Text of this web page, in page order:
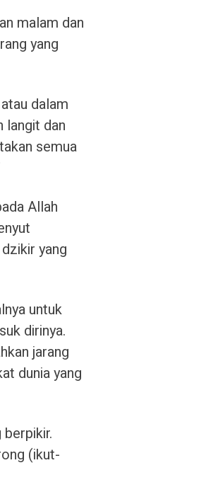
malam dan
yang
dalam
langit dan
semua
Allah
yang
untuk
dirinya.
jarang
dunia yang
(ikut-